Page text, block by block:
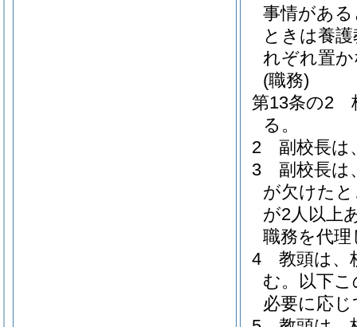
事情があ
ときは養
れぞれ置
(職務)
第13条の2
る。
2
副校長は
3
副校長は
が欠けた
が2人以上
職務を代
4
教頭は、
む。以下
必要に応